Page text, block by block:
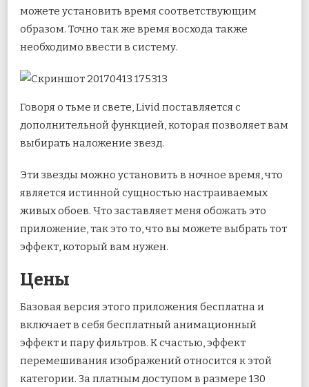
можете установить время соответствующим
образом. Точно так же время восхода также
необходимо ввести в систему.
Говоря о тьме и свете, Livid поставляется с
дополнительной функцией, которая позволяет вам
выбирать наложение звезд.
Эти звезды можно установить в ночное время, что
является истинной сущностью настраиваемых
живых обоев. Что заставляет меня обожать это
приложение, так это то, что вы можете выбрать тот
эффект, который вам нужен.
Цены
Базовая версия этого приложения бесплатна и
включает в себя бесплатный анимационный
эффект и пару фильтров. К счастью, эффект
перемешивания изображений относится к этой
категории. За платным доступом в размере 130